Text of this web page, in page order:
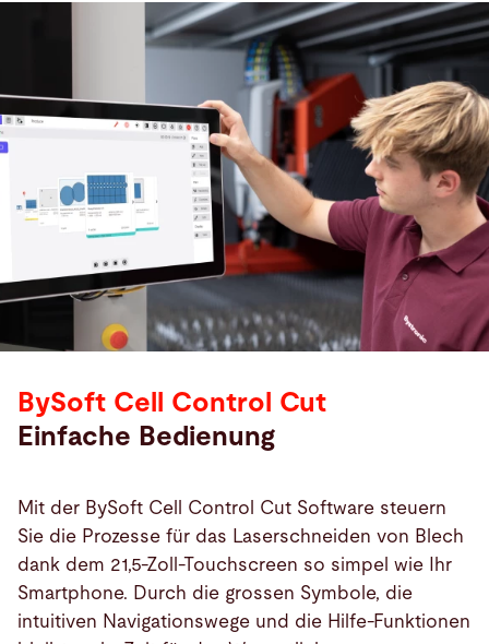
BySoft Cell Control Cut
Einfache Bedienung
Mit der BySoft Cell Control Cut Software steuern
Sie die Prozesse für das Laserschneiden von Blech
dank dem 21,5-Zoll-Touchscreen so simpel wie Ihr
Smartphone. Durch die grossen Symbole, die
intuitiven Navigationswege und die Hilfe-Funktionen